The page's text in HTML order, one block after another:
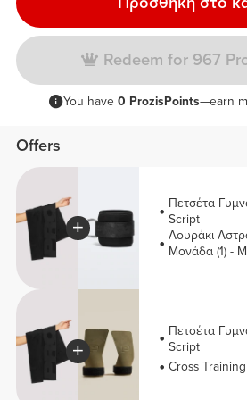
Redeem for 967
You have 0 ProzisPoints—earn
Offers
Πετσέτα
Script
Λουράκι
Μονάδα (1) -
Πετσέτα
Script
Cross